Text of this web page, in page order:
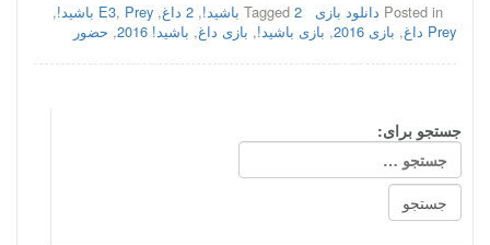
Posted in دانلود بازی Tagged 2 باشید! , 2 داغ ,
E3, Prey باشید!
,
Prey داغ
, بازی 2016 , بازی باشید!, بازی داغ, باشید! 2016 , حضور
جستجو برای: